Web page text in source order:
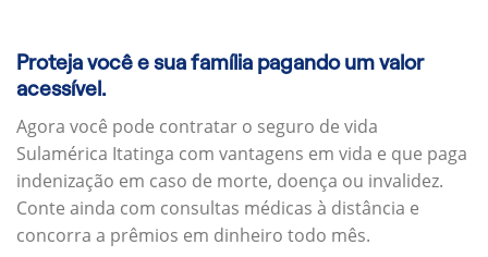
Proteja você e sua família pagando um valor
acessível.
Agora você pode contratar o seguro de vida
Sulamérica Itatinga com vantagens em vida e que paga
indenização em caso de morte, doença ou invalidez.
Conte ainda com consultas médicas à distância e
concorra a prêmios em dinheiro todo mês.